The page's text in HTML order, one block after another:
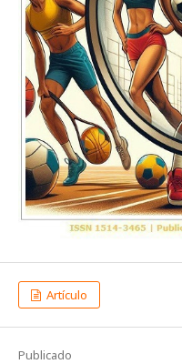
Artículo
Publicado